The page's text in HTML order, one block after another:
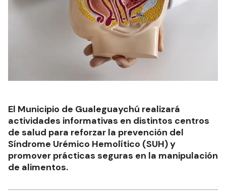
El Municipio de Gualeguaychú realizará
actividades informativas en distintos centros
de salud para reforzar la prevención del
Síndrome Urémico Hemolítico (SUH) y
promover prácticas seguras en la manipulación
de alimentos.